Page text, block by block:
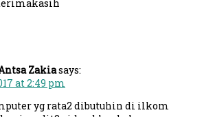
Zakiasays:
at 2:49 pm
yg rata2 dibutuhin di ilkom